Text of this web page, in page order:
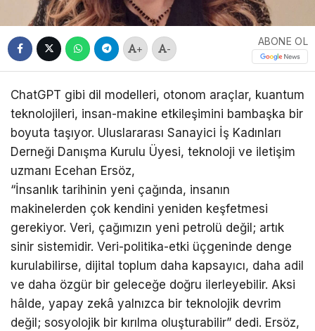
+ -
ABONE OL
ChatGPT gibi dil modelleri, otonom araçlar, kuantum
teknolojileri, insan-makine etkileşimini bambaşka bir
boyuta taşıyor. Uluslararası Sanayici İş Kadınları
Derneği Danışma Kurulu Üyesi, teknoloji ve iletişim
uzmanı Ecehan Ersöz,
“İnsanlık tarihinin yeni çağında, insanın
makinelerden çok kendini yeniden keşfetmesi
gerekiyor. Veri, çağımızın yeni petrolü değil; artık
sinir sistemidir. Veri-politika-etki üçgeninde denge
kurulabilirse, dijital toplum daha kapsayıcı, daha adil
ve daha özgür bir geleceğe doğru ilerleyebilir. Aksi
hâlde, yapay zekâ yalnızca bir teknolojik devrim
değil; sosyolojik bir kırılma oluşturabilir” dedi. Ersöz,